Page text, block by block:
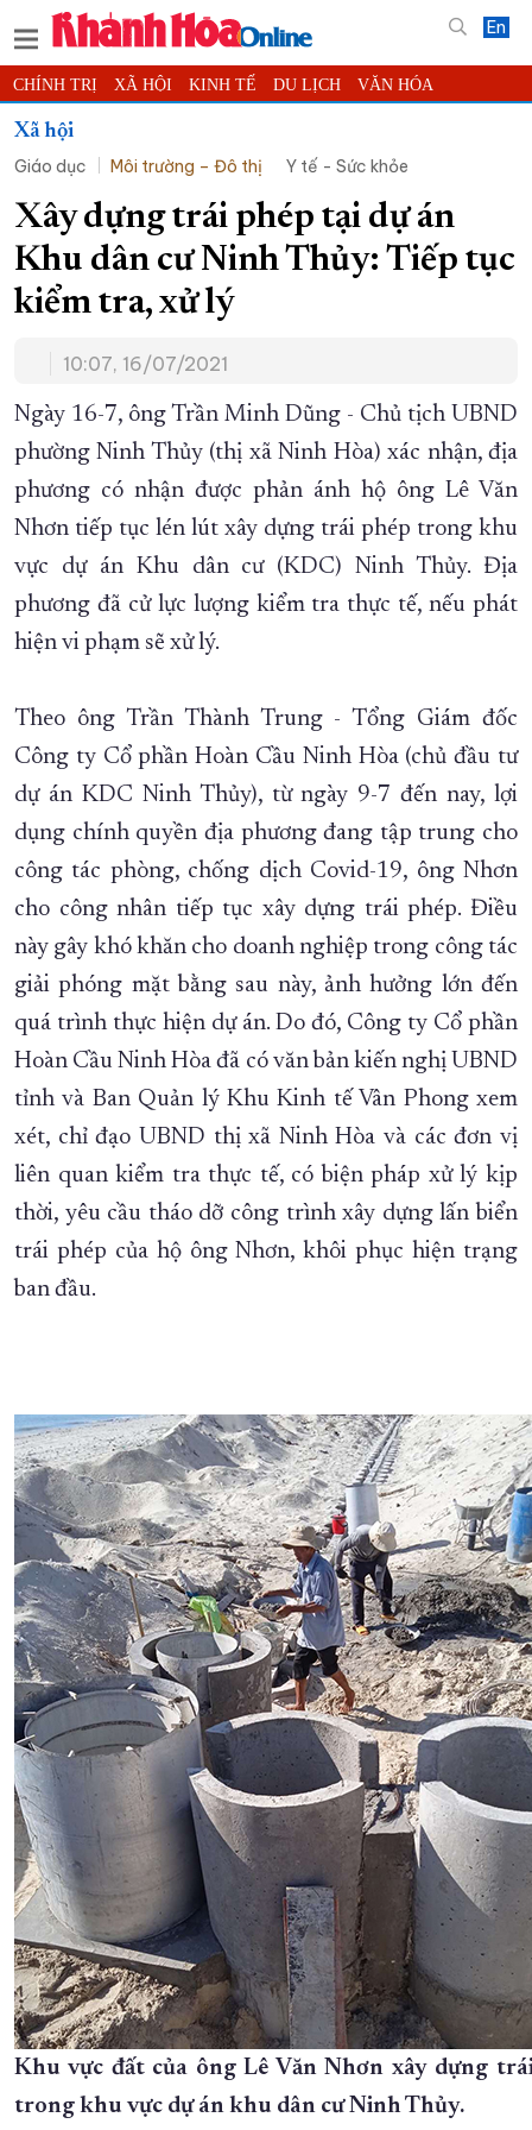
En
CHÍNH TRỊ XÃ HỘI KINH TẾ DU LỊCH VĂN HÓA
THỂ THAO
KHOA HỌC - CÔNG NGHỆ PHÁP LUẬT BẠN ĐỌC
THẾ GIỚI MULTIMEDIA VIDEO ĐỌC BÁO ONLINE
PODCAST THÔNG TIN - QUẢNG CÁO
QUY HOẠCH TỈNH KHÁNH HÒA
CHUNG TAY CẢI CÁCH HÀNH CHÍNH
XÂY DỰNG NÔNG THÔN MỚI LỊCH CẮT ĐIỆN
TÀU - XE - MÁY BAY
KỶ NIỆM 370 NĂM XÂY DỰNG VÀ PHÁT TRIỂN TỈNH KHÁNH HÒA
KHOẢNH KHẮC ĐẸP XỨ TRẦM
XÂY DỰNG KHÁNH HÒA TRỞ THÀNH THÀNH PHỐ TRỰC THUỘC
ĐẠI HỘI ĐẢNG CÁC CẤP TRANG CHỦ VỀ BÁO KHÁNH HÒA
Xã hội
Giáo dục
Môi trường – Đô thị Y tế - Sức khỏe
Xây dựng trái phép tại dự án
Khu dân cư Ninh Thủy: Tiếp tục
kiểm tra, xử lý
10:07, 16/07/2021
Ngày 16-7, ông Trần Minh Dũng - Chủ tịch UBND
phường Ninh Thủy (thị xã Ninh Hòa) xác nhận, địa
phương có nhận được phản ánh hộ ông Lê Văn
Nhơn tiếp tục lén lút xây dựng trái phép trong khu
vực dự án Khu dân cư (KDC) Ninh Thủy. Địa
phương đã cử lực lượng kiểm tra thực tế, nếu phát
hiện vi phạm sẽ xử lý.
Theo ông Trần Thành Trung - Tổng Giám đốc
Công ty Cổ phần Hoàn Cầu Ninh Hòa (chủ đầu tư
dự án KDC Ninh Thủy), từ ngày 9-7 đến nay, lợi
dụng chính quyền địa phương đang tập trung cho
công tác phòng, chống dịch Covid-19, ông Nhơn
cho công nhân tiếp tục xây dựng trái phép. Điều
này gây khó khăn cho doanh nghiệp trong công tác
giải phóng mặt bằng sau này, ảnh hưởng lớn đến
quá trình thực hiện dự án. Do đó, Công ty Cổ phần
Hoàn Cầu Ninh Hòa đã có văn bản kiến nghị UBND
tỉnh và Ban Quản lý Khu Kinh tế Vân Phong xem
xét, chỉ đạo UBND thị xã Ninh Hòa và các đơn vị
liên quan kiểm tra thực tế, có biện pháp xử lý kịp
thời, yêu cầu tháo dỡ công trình xây dựng lấn biển
trái phép của hộ ông Nhơn, khôi phục hiện trạng
ban đầu.
Khu vực đất của ông Lê Văn Nhơn xây dựng
trong khu vực dự án khu dân cư Ninh Thủy.